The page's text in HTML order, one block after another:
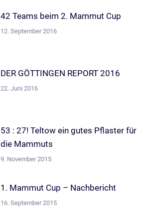
42 Teams beim 2. Mammut Cup
12. September 2016
DER GÖTTINGEN REPORT 2016
22. Juni 2016
53 : 27! Teltow ein gutes Pflaster für
die Mammuts
9. November 2015
1. Mammut Cup – Nachbericht
16. September 2015